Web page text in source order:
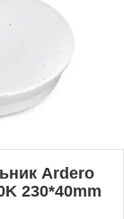
Ardero
230*40mm